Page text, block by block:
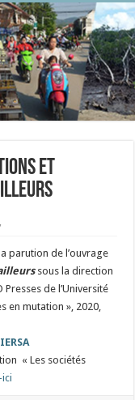
et
parution de l’ouvrage
sous la direction
Presses de l’Université
en mutation », 2020,
« Les sociétés